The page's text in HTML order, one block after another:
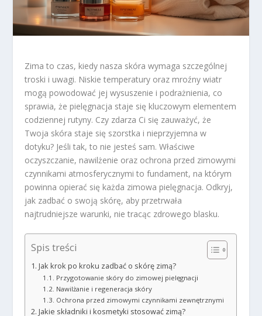
Zima to czas, kiedy nasza skóra wymaga szczególnej
troski i uwagi. Niskie temperatury oraz mroźny wiatr
mogą powodować jej wysuszenie i podrażnienia, co
sprawia, że pielęgnacja staje się kluczowym elementem
codziennej rutyny. Czy zdarza Ci się zauważyć, że
Twoja skóra staje się szorstka i nieprzyjemna w
dotyku? Jeśli tak, to nie jesteś sam. Właściwe
oczyszczanie, nawilżenie oraz ochrona przed zimowymi
czynnikami atmosferycznymi to fundament, na którym
powinna opierać się każda zimowa pielęgnacja. Odkryj,
jak zadbać o swoją skórę, aby przetrwała
najtrudniejsze warunki, nie tracąc zdrowego blasku.
Spis treści
Jak krok po kroku zadbać o skórę zimą?
Przygotowanie skóry do zimowej pielęgnacji
Nawilżanie i regeneracja skóry
Ochrona przed zimowymi czynnikami zewnętrznymi
Jakie składniki i kosmetyki stosować zimą?